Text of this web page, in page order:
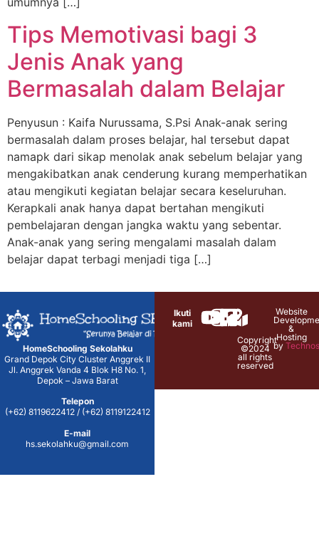
Tips Memotivasi bagi 3
Jenis Anak yang
Bermasalah dalam Belajar
Penyusun : Kaifa Nurussama, S.Psi Anak-anak sering
bermasalah dalam proses belajar, hal tersebut dapat
namapk dari sikap menolak anak sebelum belajar yang
mengakibatkan anak cenderung kurang memperhatikan
atau mengikuti kegiatan belajar secara keseluruhan.
Kerapkali anak hanya dapat bertahan mengikuti
pembelajaran dengan jangka waktu yang sebentar.
Anak-anak yang sering mengalami masalah dalam
belajar dapat terbagi menjadi tiga […]
HomeSchooling Sekolahku
Grand Depok City Cluster Anggrek II
Jl. Anggrek Vanda 4 Blok H8 No. 1,
Depok – Jawa Barat
Telepon
(+62) 8119622412 / (+62) 8119122412
E-mail
hs.sekolahku@gmail.com
Ikuti
kami
Copyright
©2024
all rights
reserved
Website
&
Hosting
by